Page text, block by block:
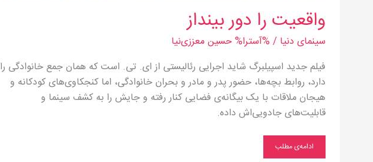
واقعیت را دور بینداز
سینمای دنیا / %آسترا%حسین معززی‌نیا
فیلم جدید اسپیلبرگ شاید اجرایی رئالیستی از ای. تی. است که همان جمع خانوادگی را
دارد، روابط بچه‌ها، حضور پدر و مادر و بحران خانوادگی، اما کنجکاوی‌های کودکانه و
هیجان ملاقات با یک بیگانه‌ی فضایی کنار رفته و جایش را به کشف سینما و
قابلیت‌های جادویی‌اش داده.
ادامه‌ی مطلب